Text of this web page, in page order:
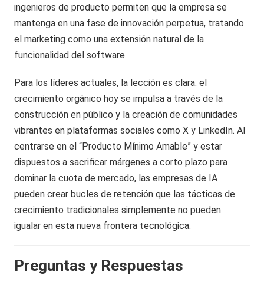
ingenieros de producto permiten que la empresa se
mantenga en una fase de innovación perpetua, tratando
el marketing como una extensión natural de la
funcionalidad del software.
Para los líderes actuales, la lección es clara: el
crecimiento orgánico hoy se impulsa a través de la
construcción en público y la creación de comunidades
vibrantes en plataformas sociales como X y LinkedIn. Al
centrarse en el “Producto Mínimo Amable” y estar
dispuestos a sacrificar márgenes a corto plazo para
dominar la cuota de mercado, las empresas de IA
pueden crear bucles de retención que las tácticas de
crecimiento tradicionales simplemente no pueden
igualar en esta nueva frontera tecnológica.
Preguntas y Respuestas